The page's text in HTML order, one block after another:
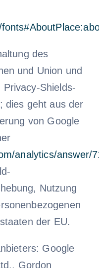
des
und Union und
Privacy-Shields-
dies geht aus der
von Google
analytics/answer/
Nutzung
der EU.
Google
Gordon